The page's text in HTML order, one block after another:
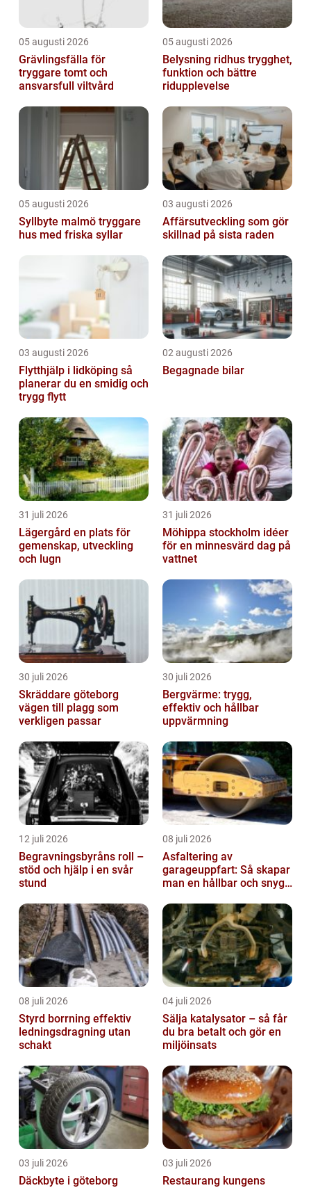
05 augusti 2026
Grävlingsfälla för
tryggare tomt och
ansvarsfull viltvård
05 augusti 2026
Belysning ridhus trygghet,
funktion och bättre
ridupplevelse
05 augusti 2026
Syllbyte malmö tryggare
hus med friska syllar
03 augusti 2026
Affärsutveckling som gör
skillnad på sista raden
03 augusti 2026
Flytthjälp i lidköping så
planerar du en smidig och
trygg flytt
02 augusti 2026
Begagnade bilar
31 juli 2026
Lägergård en plats för
gemenskap, utveckling
och lugn
31 juli 2026
Möhippa stockholm idéer
för en minnesvärd dag på
vattnet
30 juli 2026
Skräddare göteborg
vägen till plagg som
verkligen passar
30 juli 2026
Bergvärme: trygg,
effektiv och hållbar
uppvärmning
12 juli 2026
Begravningsbyråns roll –
stöd och hjälp i en svår
stund
08 juli 2026
Asfaltering av
garageuppfart: Så skapar
man en hållbar och snygg
08 juli 2026
Styrd borrning effektiv
ledningsdragning utan
schakt
04 juli 2026
Sälja katalysator – så får
du bra betalt och gör en
miljöinsats
03 juli 2026
Däckbyte i göteborg
03 juli 2026
Restaurang kungens